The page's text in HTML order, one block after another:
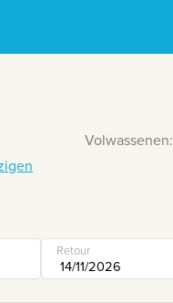
Volwassenen:
Retour